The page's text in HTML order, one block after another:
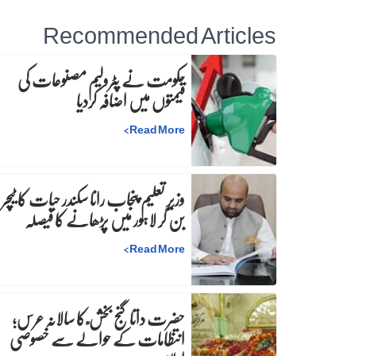
Recommended Articles
حکومت نے پٹرولیم مصنوعات کی
قیمتوں میں اضافہ کردیا
Read More
>
وزیرِ تعلیم پنجاب رانا سکندر حیات کا ٹیچر
بن کر لاہور میں پڑھانے کا فیصلہ
Read More
>
حضرت داتا گنج بخش ؒ کا سالانہ عرس;
انتظامات کے حوالے سے خصوصی